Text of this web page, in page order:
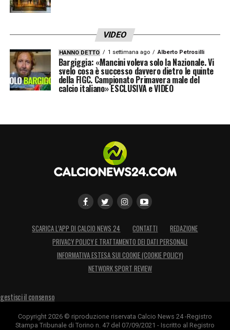
VIDEO
HANNO DETTO 1 settimana ago Alberto Petrosilli
Bargiggia: «Mancini voleva solo la Nazionale. Vi
svelo cosa è successo davvero dietro le quinte
della FIGC. Campionato Primavera male del
calcio italiano» ESCLUSIVA e VIDEO
SCARICA L’APP DI CALCIO NEWS 24 CONTATTI
REDAZIONE
PRIVACY POLICY E TRATTAMENTO DEI DATI PERSONALI
INFORMATIVA ESTESA SUI COOKIE (COOKIE POLICY)
NETWORK SPORT REVIEW
gestisci il consenso
Copyright 2026 © riproduzione riservata Calcio News 24 -Registro
Stampa Tribunale di Torino n. 47 del 07/09/2021 - Iscritto al Registro